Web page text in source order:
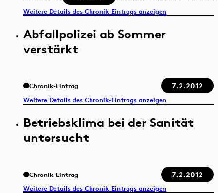
Weitere Details des Chronik-Eintrags anzeigen
Abfallpolizei ab Sommer
verstärkt
Chronik-Eintrag 7.2.2012
Weitere Details des Chronik-Eintrags anzeigen
Betriebsklima bei der Sanität
untersucht
Chronik-Eintrag 7.2.2012
Weitere Details des Chronik-Eintrags anzeigen